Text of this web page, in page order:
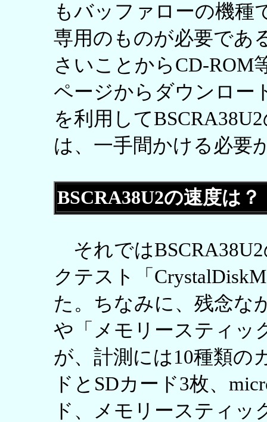
もバッファローの機種
専用のものが必要であ
さいことからCD-ROM
ページからダウンロー
を利用して
は、一手間かける必要
BSCRA38U2の速度は？
それでは
クテスト「
た。ちなみに、残念な
や「メモリースティッ
が、計測には10種類の
ドとSDカード3枚、
ド、メモリースティッ